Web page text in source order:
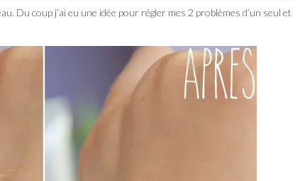
Du coup j’ai eu une idée pour régler mes 2 problèmes d’un seul et